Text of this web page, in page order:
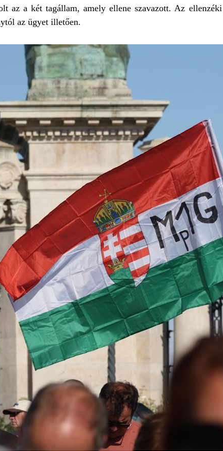
az a két tagállam, amely ellene szavazott. Az
az ügyet illetően.